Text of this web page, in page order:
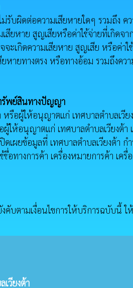
ม่รับผิดต่อความเสียหายใดๆ รวมถึง ค
สียหาย สูญเสียหรือค่าใช้จ่ายที่เกิดจ
จจะเกิดความเสียหาย สูญเสีย หรือค่
ยหายทางตรง หรือทางอ้อม รวมถึงค
รัพย์สินทางปัญญา
หรือผู้ให้อนุญาตแก่ เทศบาลตำบลเ
ผู้ให้อนุญาตแก่ เทศบาลตำบลเวียงต้
ปิดเผยข้อมูลที่ เทศบาลตำบลเวียงต้
ช้ชื่อทางการค้า เครื่องหมายการค้า
คับตามเงื่อนไขการให้บริการฉบับนี้
เวียงต้า